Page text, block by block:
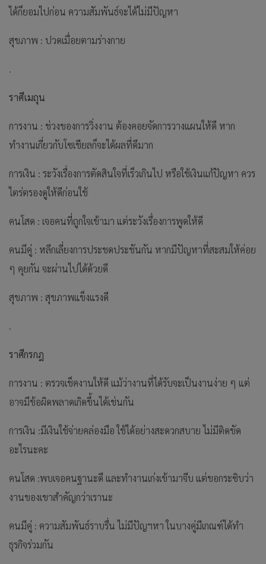
ได้ก็ยอมไปก่อน ความสัมพันธ์จะได้ไม่มีปัญหา
สุขภาพ : ปวดเมื่อยตามร่างกาย
.
ราศีเมถุน
การงาน : ช่วงของการวิ่งงาน ต้องคอยจัดการวางแผนให้ดี หาก
ทำงานเกี่ยวกับโซเชียลก็จะได้ผลที่ดีมาก
การเงิน : ระวังเรื่องการตัดสินใจที่เร็วเกินไป หรือใช้เงินแก้ปัญหา ควร
ไตร่ตรองดูให้ดีก่อนใช้
คนโสด : เจอคนที่ถูกใจเข้ามา แต่ระวังเรื่องการพูดให้ดี
คนมีคู่ : หลีกเลี่ยงการประชดประชันกัน หากมีปัญหาที่สะสมให้ค่อย
ๆ คุยกัน จะผ่านไปได้ด้วยดี
สุขภาพ : สุขภาพแข็งแรงดี
.
ราศีกรกฎ
การงาน : ตรวจเช็คงานให้ดี แม้ว่างานที่ได้รับจะเป็นงานง่าย ๆ แต่
อาจมีข้อผิดพลาดเกิดขึ้นได้เช่นกัน
การเงิน :มีเงินใช้จ่ายคล่องมือ ใช้ได้อย่างสะดวกสบาย ไม่มีติดขัด
อะไรนะคะ
คนโสด :พบเจอคนฐานะดี และทำงานเก่งเข้ามาจีบ แต่ขอกระซิบว่า
งานของเขาสำคัญกว่าเรานะ
คนมีคู่ : ความสัมพันธ์ราบรื่น ไม่มีปัญฯหา ในบางคู่มีเกณฑ์ได้ทำ
ธุรกิจร่วมกัน